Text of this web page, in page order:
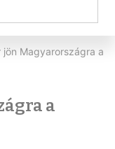
jön Magyarországra a
a